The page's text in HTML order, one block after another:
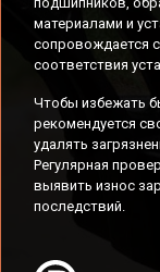
материалами и
сопровождается
соответствия
Чтобы избежать
рекомендуется
удалять
Регулярная
выявить износ
последствий.